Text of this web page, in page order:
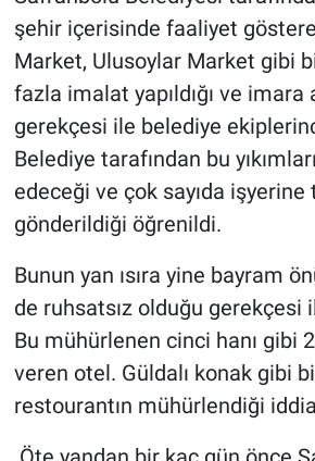
şehir içerisinde faaliyet
Market, Ulusoylar Market gibi
fazla imalat yapıldığı ve imara
gerekçesi ile belediye
Belediye tarafından bu
edeceği ve çok sayıda
gönderildiği öğrenildi.
Bunun yan ısıra yine bayram
de ruhsatsız olduğu gerekçesi
Bu mühürlenen cinci hanı gibi
veren otel. Güldalı konak gibi
restourantın mühürlendiği